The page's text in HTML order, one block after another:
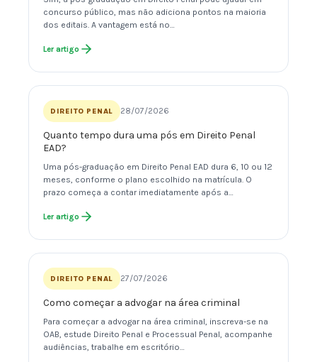
concurso público, mas não adiciona pontos na maioria
dos editais. A vantagem está no…
Ler artigo
DIREITO PENAL 28/07/2026
Quanto tempo dura uma pós em Direito Penal
EAD?
Uma pós-graduação em Direito Penal EAD dura 6, 10 ou 12
meses, conforme o plano escolhido na matrícula. O
prazo começa a contar imediatamente após a…
Ler artigo
DIREITO PENAL 27/07/2026
Como começar a advogar na área criminal
Para começar a advogar na área criminal, inscreva-se na
OAB, estude Direito Penal e Processual Penal, acompanhe
audiências, trabalhe em escritório…